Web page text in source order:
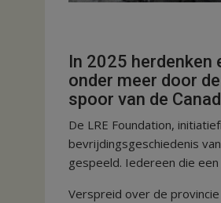
In 2025 herdenken
onder meer door
spoor van de
De LRE Foundation,
bevrijdingsgeschiedenis
gespeeld. Iedereen die
Verspreid over de